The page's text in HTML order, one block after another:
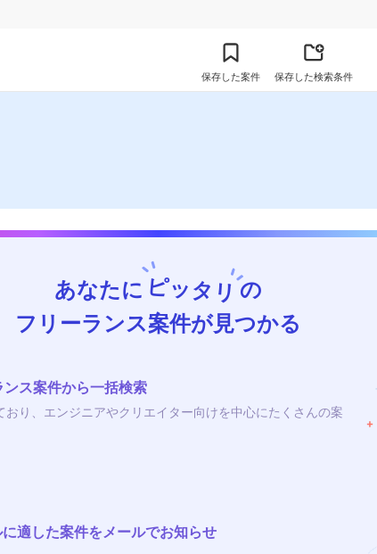
保存した案件 保存した検索条件
あなたに ピッタリの
フリーランス案件が見つかる
ス案件から一括検索
おり、エンジニアやクリエイター向けを中心にたくさんの案
適した案件をメールでお知らせ